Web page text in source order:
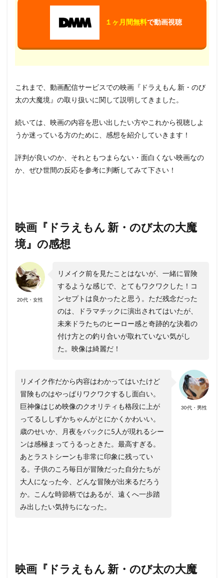
１ヶ月間無料で動画視聴
これまで、動画配信サービスでの映画『ドラえもん 新・のび
太の大魔境』の取り扱いに関して説明してきました。
続いては、映画の内容を思い出したい方やこれから視聴しよ
うか迷っている方のために、感想を紹介していきます！
評判が良いのか、それともつまらない・面白くない映画なの
か、ぜひ世間の反応を参考に判断してみて下さい！
映画『ドラえもん 新・のび太の大魔
境』の感想
20代・女性
リメイク前を見たことはないが、一緒に冒険
するような感じで、とてもワクワクした！コ
ンセプトは良かったと思う。ただ残念だった
のは、ドラマチックに演出されてはいたが、
未来ドラたちのヒーロー感と奇跡的な決着の
付け方との釣り合いが取れていない気がし
た。映像は綺麗だ！
30代・男性
リメイク作だから内容はわかってはいたけど
冒険ものはやっぱりワクワクするし面白い。
巨神像はじめ映像のクオリティも格段に上が
ってるししずかちゃんがとにかくかわいい。
歳のせいか、月夜をバックに5人が現れるシー
ンは感極まってうるっときた。最高すぎる。
あとラストシーンも非常に印象に残ってい
る。子供のころ毎日が冒険だった自分たちが
大人になった今、どんな冒険が出来るだろう
か。こんな時節柄ではあるが、遠くへ一歩踏
み出したい気持ちになった。
映画『ドラえもん 新・のび太の大魔